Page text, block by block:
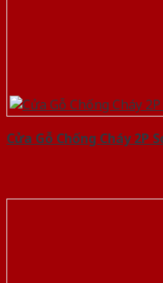
Cửa Gỗ Chống Cháy 2P